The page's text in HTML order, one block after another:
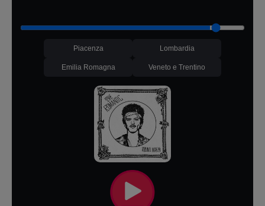
Piacenza Lombardia
Emilia Romagna Veneto e Trentino